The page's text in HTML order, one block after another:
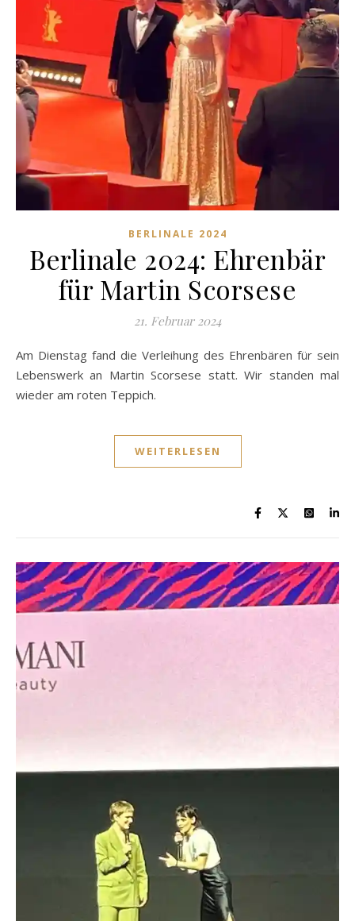
BERLINALE 2024
Berlinale 2024: Ehrenbär
für Martin Scorsese
21. Februar 2024
Am Dienstag fand die Verleihung des Ehrenbären für sein
Lebenswerk an Martin Scorsese statt. Wir standen mal
wieder am roten Teppich.
WEITERLESEN